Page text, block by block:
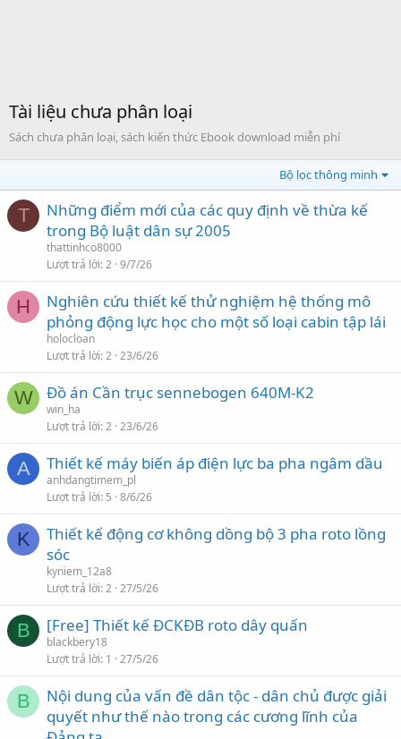
Tài liệu chưa phân loại
Sách chưa phân loại, sách kiến thức Ebook download miễn phí
Bộ lọc thông minh
T
Những điểm mới của các quy định về thừa kế
trong Bộ luật dân sự 2005
thattinhco8000
Lượt trả lời 2 9/7/26
H
Nghiên cứu thiết kế thử nghiệm hệ thống mô
phỏng động lực học cho một số loại cabin tập lái
holocloan
Lượt trả lời 2 23/6/26
W Đồ án Cần trục sennebogen 640M-K2
win_ha
Lượt trả lời 2 23/6/26
A Thiết kế máy biến áp điện lực ba pha ngâm dầu
anhdangtimem_pl
Lượt trả lời 5 8/6/26
K
Thiết kế động cơ không dồng bộ 3 pha roto lồng
sóc
kyniem_12a8
Lượt trả lời 2 27/5/26
B [Free] Thiết kế ĐCKĐB roto dây quấn
blackbery18
Lượt trả lời 1 27/5/26
B
Nội dung của vấn đề dân tộc - dân chủ được giải
quyết như thế nào trong các cương lĩnh của